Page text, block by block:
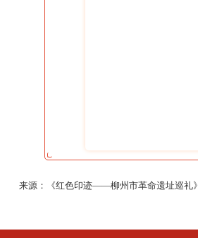
来源：《红色印迹——柳州市革命遗址巡礼》